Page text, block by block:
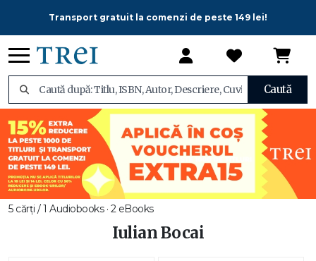
Transport gratuit la comenzi de peste 149 lei!
Caută
5 cărți / 1 Audiobooks · 2 eBooks
Iulian Bocai